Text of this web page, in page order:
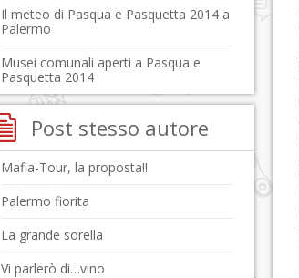
Il meteo di Pasqua e Pasquetta 2014 a
Palermo
Musei comunali aperti a Pasqua e
Pasquetta 2014
Post stesso autore
Mafia-Tour, la proposta!!
Palermo fiorita
La grande sorella
Vi parlerò di…vino